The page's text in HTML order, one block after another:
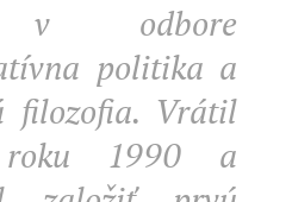
v odbore
politika a
filozofia. Vrátil
1990 a